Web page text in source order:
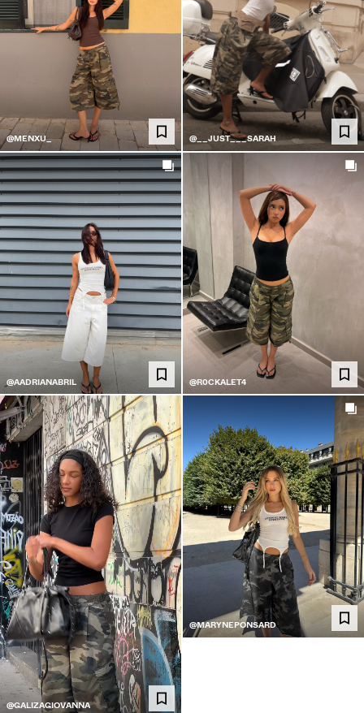
@MENXU_ @__JUST___SARAH
@AADRIANABRIL @R0CKALET4
@GALIZAGIOVANNA
@MARYNEPONSARD